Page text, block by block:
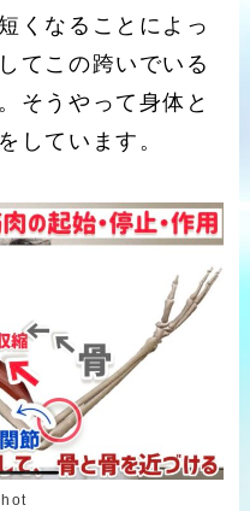
くなることによっ
てこの跨いでいる
そうやって身体と
しています。